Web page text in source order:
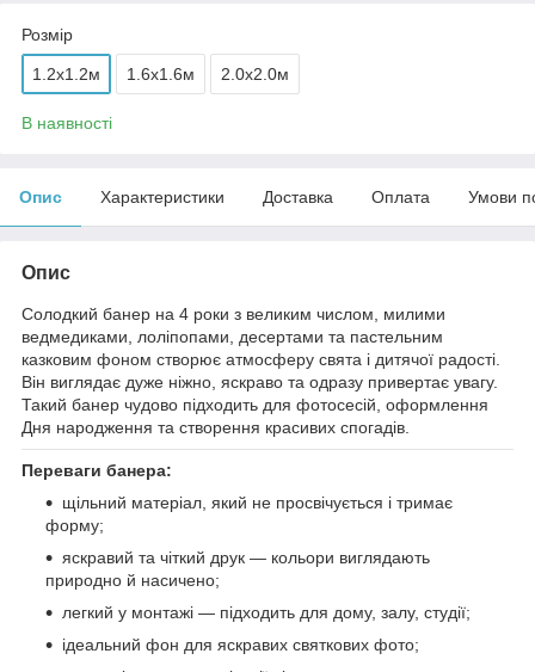
Розмір
1.2x1.2м 1.6x1.6м 2.0x2.0м
В наявності
Опис Характеристики Доставка Оплата Умови
Опис
Солодкий банер на 4 роки з великим числом, милими
ведмедиками, лоліпопами, десертами та пастельним
казковим фоном створює атмосферу свята і дитячої радості.
Він виглядає дуже ніжно, яскраво та одразу привертає увагу.
Такий банер чудово підходить для фотосесій, оформлення
Дня народження та створення красивих спогадів.
Переваги банера:
щільний матеріал, який не просвічується і тримає
форму;
яскравий та чіткий друк — кольори виглядають
природно й насичено;
легкий у монтажі — підходить для дому, залу, студії;
ідеальний фон для яскравих святкових фото;